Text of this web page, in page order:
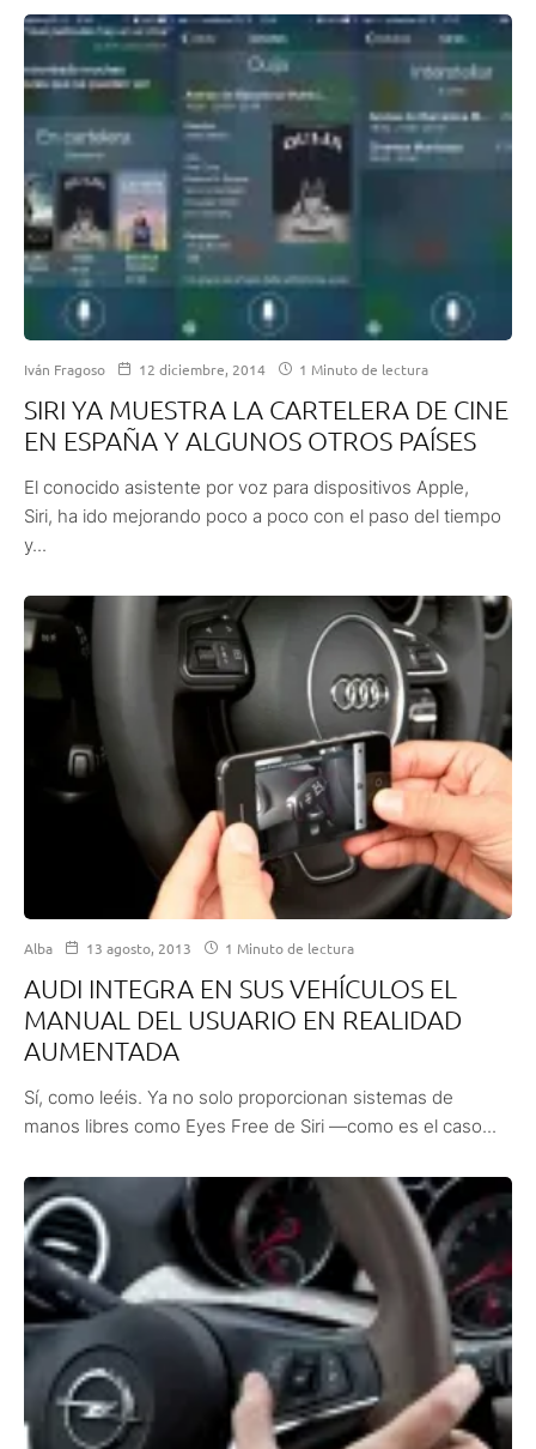
Iván Fragoso 12 diciembre, 2014 1 Minuto de lectura
SIRI YA MUESTRA LA CARTELERA DE CINE
EN ESPAÑA Y ALGUNOS OTROS PAÍSES
El conocido asistente por voz para dispositivos Apple,
Siri, ha ido mejorando poco a poco con el paso del tiempo
y...
Alba 13 agosto, 2013 1 Minuto de lectura
AUDI INTEGRA EN SUS VEHÍCULOS EL
MANUAL DEL USUARIO EN REALIDAD
AUMENTADA
Sí, como leéis. Ya no solo proporcionan sistemas de
manos libres como Eyes Free de Siri —como es el caso...